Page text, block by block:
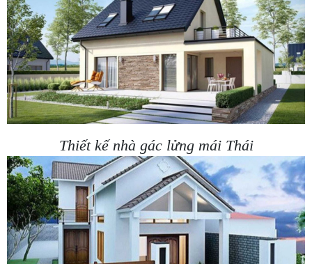
Thiết kế nhà gác lửng mái Thái